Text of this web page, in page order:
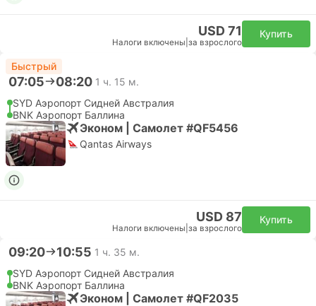
USD 71
Налоги включены за взрослого
Купить
Быстрый
07:05 08:20 1 ч. 15 м.
SYD Аэропорт Сидней Австралия
BNK Аэропорт Баллина
Эконом | Самолет #QF5456
Qantas Airways
USD 87
Налоги включены за взрослого
Купить
09:20 10:55 1 ч. 35 м.
SYD Аэропорт Сидней Австралия
BNK Аэропорт Баллина
Эконом | Самолет #QF2035